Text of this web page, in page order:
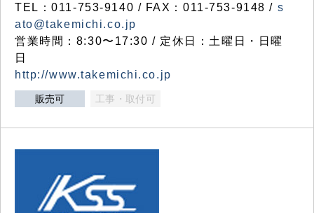
TEL：011-753-9140 / FAX：011-753-9148 / s
ato@takemichi.co.jp
営業時間：8:30〜17:30 / 定休日：土曜日・日曜
日
http://www.takemichi.co.jp
販売可 工事・取付可